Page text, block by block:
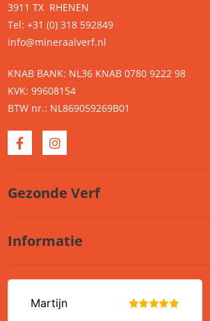
3911 TX RHENEN
Tel: +31 (0) 318 592849
info@mineraalverf.nl
KNAB BANK: NL36 KNAB 0780 9222 98
KVK: 99608154
BTW nr.: NL869059269B01
Gezonde Verf
Informatie